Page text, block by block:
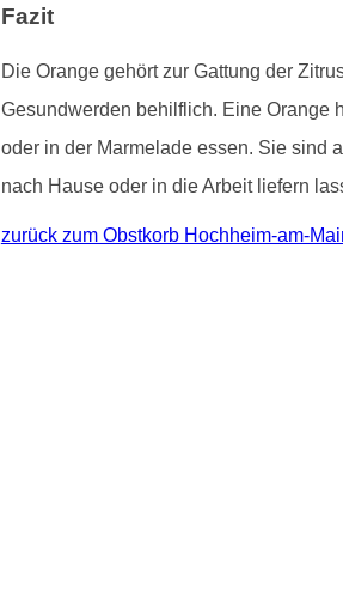
Fazit
Die Orange gehört zur Gattung der
Gesundwerden behilflich. Eine Orange
oder in der Marmelade essen. Sie sind
nach Hause oder in die Arbeit liefern
zurück zum Obstkorb Hochheim-am-